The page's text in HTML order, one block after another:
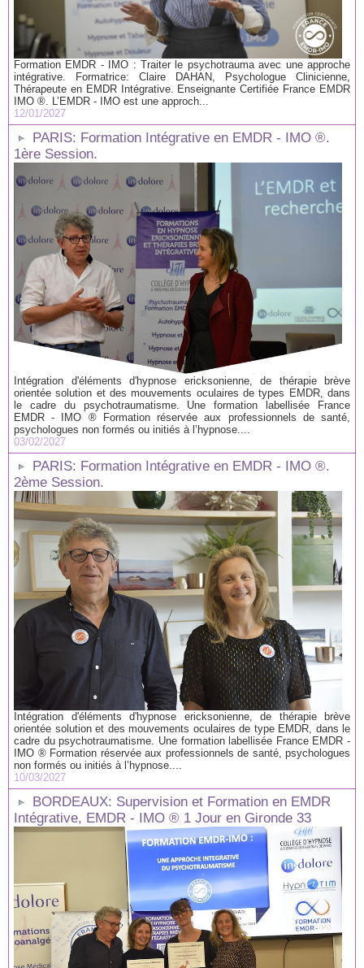
Formation EMDR - IMO : Traiter le psychotrauma avec une approche
intégrative. Formatrice: Claire DAHAN, Psychologue Clinicienne,
Thérapeute en EMDR Intégrative. Enseignante Certifiée France EMDR
IMO ®. L’EMDR - IMO est une approch...
12/01/2027
PARIS: Formation Intégrative en EMDR - IMO ®.
1ère Session.
Intégration d'éléments d'hypnose ericksonienne, de thérapie brève
orientée solution et des mouvements oculaires de types EMDR, dans
le cadre du psychotraumatisme. Une formation labellisée France
EMDR - IMO ® Formation réservée aux professionnels de santé,
psychologues non formés ou initiés à l’hypnose....
03/02/2027
PARIS: Formation Intégrative en EMDR - IMO ®.
2ème Session.
Intégration d'éléments d'hypnose ericksonienne, de thérapie brève
orientée solution et des mouvements oculaires de type EMDR, dans le
cadre du psychotraumatisme. Une formation labellisée France EMDR -
IMO ® Formation réservée aux professionnels de santé, psychologues
non formés ou initiés à l’hypnose....
10/03/2027
BORDEAUX: Supervision et Formation en EMDR
Intégrative, EMDR - IMO ® 1 Jour en Gironde 33